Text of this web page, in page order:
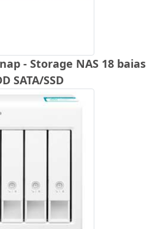
- Storage NAS 18 baias
SATA/SSD